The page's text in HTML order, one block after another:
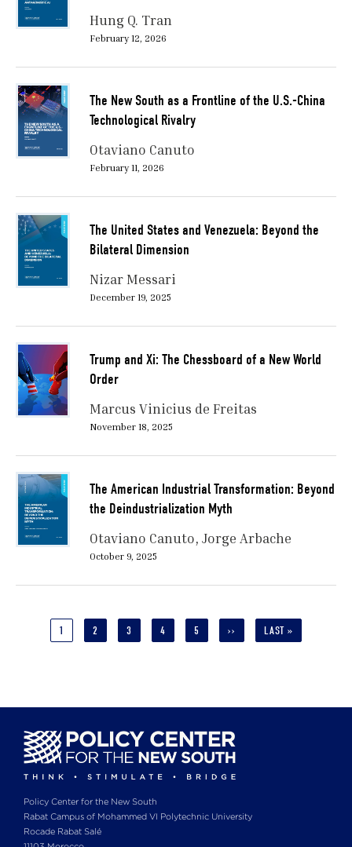
Hung Q. Tran
February 12, 2026
The New South as a Frontline of the U.S.-China
Technological Rivalry
Otaviano Canuto
February 11, 2026
The United States and Venezuela: Beyond the
Bilateral Dimension
Nizar Messari
December 19, 2025
Trump and Xi: The Chessboard of a New World
Order
Marcus Vinicius de Freitas
November 18, 2025
The American Industrial Transformation: Beyond
the Deindustrialization Myth
Otaviano Canuto Jorge Arbache
October 9, 2025
CURRENT
1 PAGE
2 PAGE
3 PAGE
4 PAGE
5
NEXT
››
LAST
LAST »
Policy Center for the New South
Rabat Campus of Mohammed VI Polytechnic University
Rocade Rabat Salé